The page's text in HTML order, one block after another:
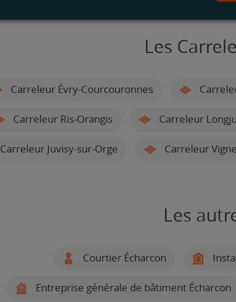
Les
Carreleur Évry-Courcouronnes
Carreleur Ris-Orangis Carreleur
Carreleur Juvisy-sur-Orge Carreleur
Les
Courtier Écharcon
Entreprise générale de bâtiment Écharcon